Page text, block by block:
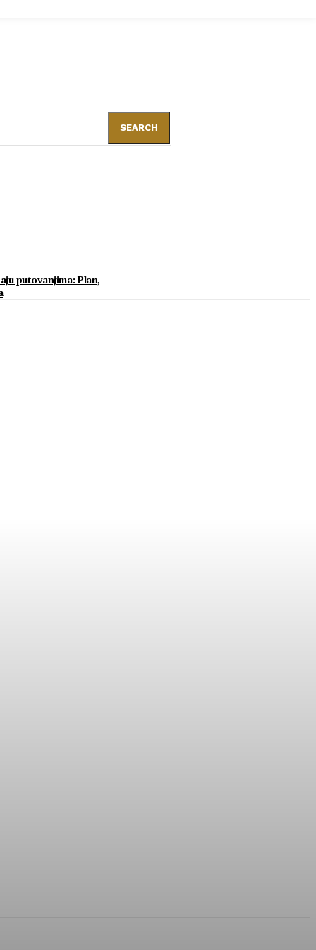
SEARCH
putovanjima: Plan,